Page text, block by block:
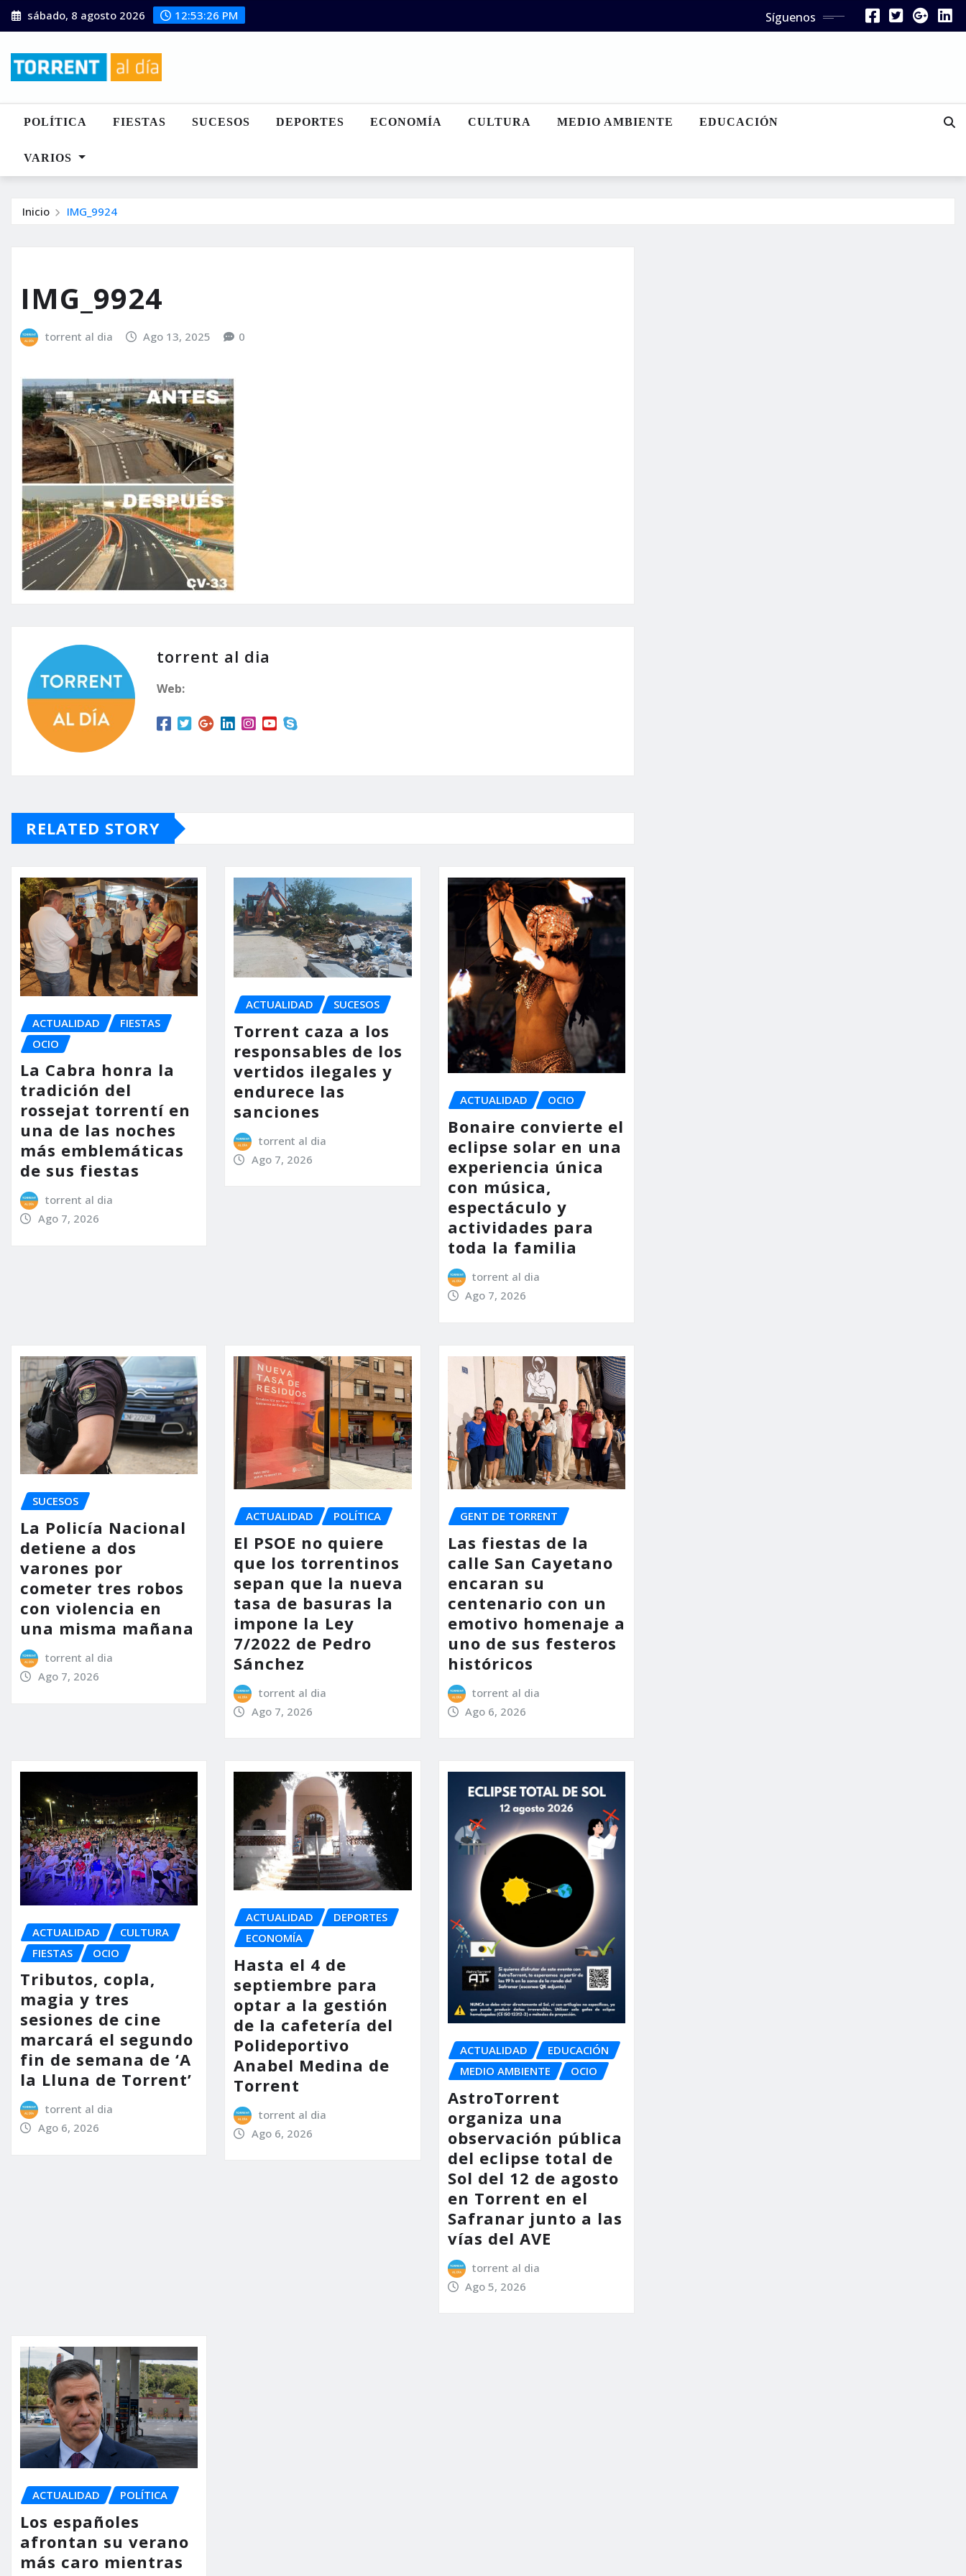
Saltar
al
sábado, 8 agosto 2026 12:53:27 PM Síguenos
POLÍTICA FIESTAS SUCESOS DEPORTES ECONOMÍA CULTURA MEDIO AMBIENTE EDUCACIÓN
VARIOS
Inicio IMG_9924
IMG_9924
torrent al dia Ago 13, 2025 0
torrent al dia
Web:
RELATED STORY
ACTUALIDAD
FIESTAS
OCIO
La Cabra honra la
tradición del
rossejat torrentí en
una de las noches
más emblemáticas
de sus fiestas
torrent al dia
Ago 7, 2026
ACTUALIDAD SUCESOS
Torrent caza a los
responsables de los
vertidos ilegales y
endurece las
sanciones
torrent al dia
Ago 7, 2026
ACTUALIDAD OCIO
Bonaire convierte el
eclipse solar en una
experiencia única
con música,
espectáculo y
actividades para
toda la familia
torrent al dia
Ago 7, 2026
SUCESOS
La Policía Nacional
detiene a dos
varones por
cometer tres robos
con violencia en
una misma mañana
torrent al dia
Ago 7, 2026
ACTUALIDAD POLÍTICA
El PSOE no quiere
que los torrentinos
sepan que la nueva
tasa de basuras la
impone la Ley
7/2022 de Pedro
Sánchez
torrent al dia
Ago 7, 2026
GENT DE TORRENT
Las fiestas de la
calle San Cayetano
encaran su
centenario con un
emotivo homenaje a
uno de sus festeros
históricos
torrent al dia
Ago 6, 2026
ACTUALIDAD
CULTURA
FIESTAS
OCIO
Tributos, copla,
magia y tres
sesiones de cine
marcará el segundo
fin de semana de ‘A
la Lluna de Torrent’
torrent al dia
Ago 6, 2026
ACTUALIDAD
DEPORTES
ECONOMÍA
Hasta el 4 de
septiembre para
optar a la gestión
de la cafetería del
Polideportivo
Anabel Medina de
Torrent
torrent al dia
Ago 6, 2026
ACTUALIDAD
EDUCACIÓN
MEDIO AMBIENTE
OCIO
AstroTorrent
organiza una
observación pública
del eclipse total de
Sol del 12 de agosto
en Torrent en el
Safranar junto a las
vías del AVE
torrent al dia
Ago 5, 2026
ACTUALIDAD POLÍTICA
Los españoles
afrontan su verano
más caro mientras